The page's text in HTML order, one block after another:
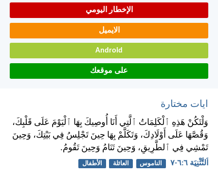
الإخطار اليومي
الايميل
Android
على موقعك
ايات مختارة
وَلْتَكُنْ هَذِهِ ٱلْكَلِمَاتُ ٱلَّتِي أَنَا أُوصِيكَ بِهَا ٱلْيَوْمَ عَلَى قَلْبِكَ،
وَقُصَّهَا عَلَى أَوْلَادِكَ، وَتَكَلَّمْ بِهَا حِينَ تَجْلِسُ فِي بَيْتِكَ، وَحِينَ
تَمْشِي فِي ٱلطَّرِيقِ، وَحِينَ تَنَامُ وَحِينَ تَقُومُ.
اَلتَّثْنِيَة ٦:‏٦-‏٧ الناموس العائلة الأطفال